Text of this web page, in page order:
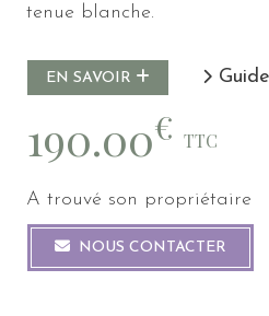
tenue blanche.
EN SAVOIR
190.00€ TTC
A trouvé son propriétaire
NOUS CONTACTER